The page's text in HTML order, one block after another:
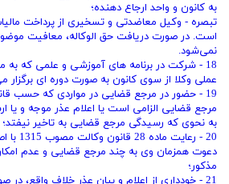
به کانون و واحد ارجاع دهنده؛
تبصره - وکیل معاضدتی و تسخیری از پرداخت
است. در صورت دریافت حق ‌الوکاله، معافیت
نمی‌شود.
18 - شرکت در برنامه ‌های آموزشی و علمی که به
عملی وکلا از سوی کانون به ‌صورت دوره ‌ای برگزار
19 - حضور در مرجع قضایی در مواردی که حسب
مرجع قضایی الزامی است یا اعلام عذر موجه و یا
به ‌نحوی‌ که رسیدگی مرجع قضایی به تاخیر نیفتد؛
20 -
دعوت همزمان وی به چند مرجع قضایی و عدم
مذکور؛
21 - خودداری از اعلام و بیان عذر خلاف واقع،